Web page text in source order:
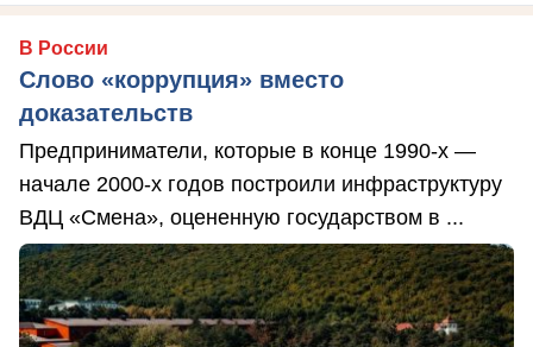
В России
Слово «коррупция» вместо
доказательств
Предприниматели, которые в конце 1990-х —
начале 2000-х годов построили инфраструктуру
ВДЦ «Смена», оцененную государством в ...